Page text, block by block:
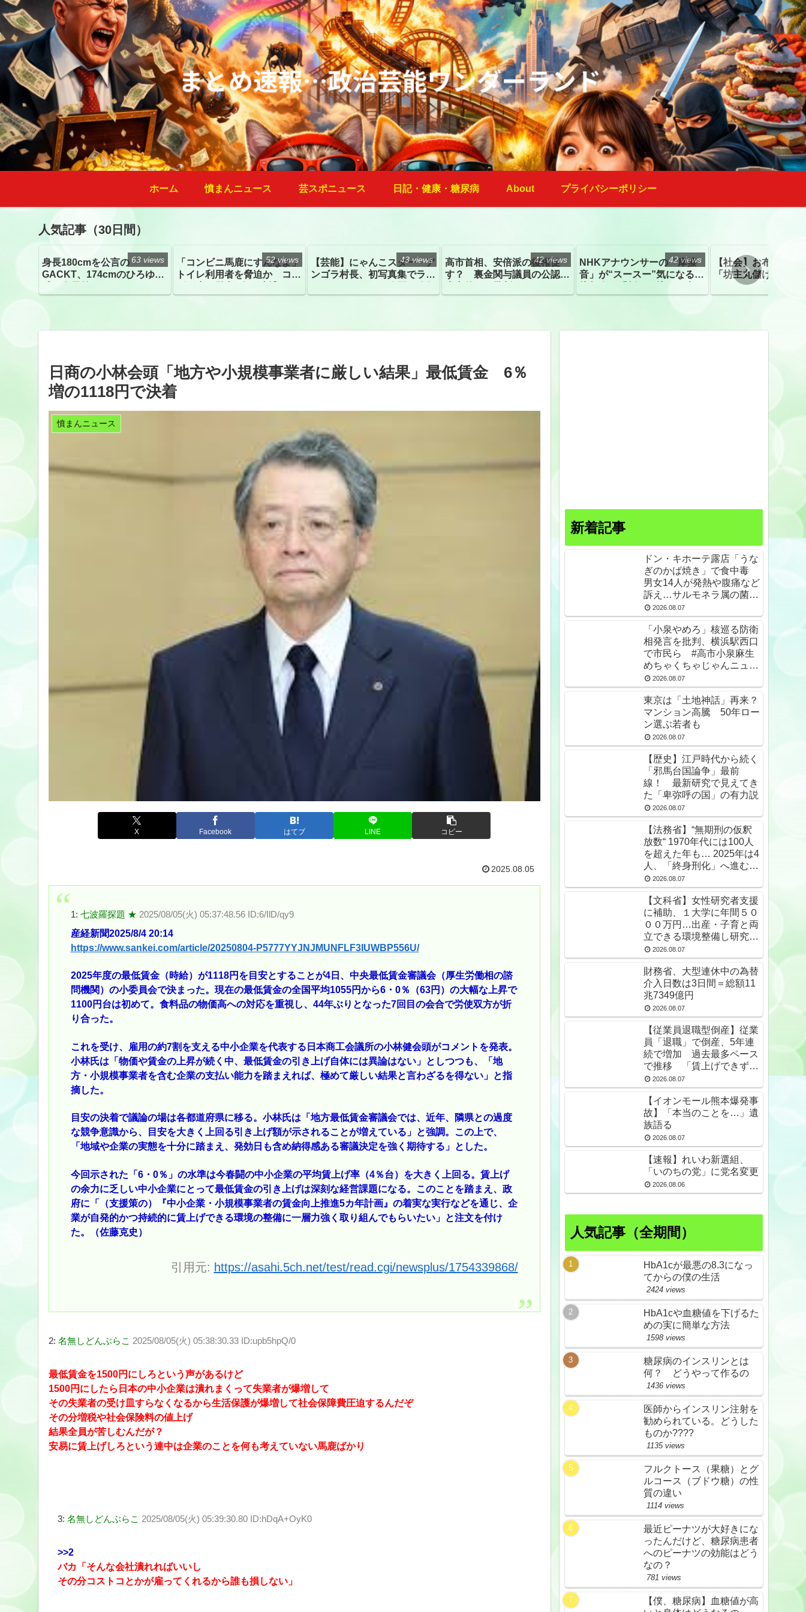
ホーム 憤まんニュース 芸スポニュース 日記・健康・糖尿病 About プライバシーポリシー
人気記事（30日間）
身長180cmを公言の
GACKT、174cmのひろゆき
トざわつき イベントでの写
63 views
「コンビニ馬鹿にすんなよ」
トイレ利用者を脅迫か コン
52 views
【芸能】にゃんこスター・ア
ンゴラ村長、初写真集でラン
はデジタル写真集が異例の大
43 views
高市首相、安倍派の復権促
す？ 裏金関与議員の公認、
42 views
NHKアナウンサーの「摩擦
音」が“スースー”気になる指
聴こえる。聴きづらい」
42 views
【社会】お布施、戒
「坊主丸儲け」は
ほとんどが年収３０
下「地方の寺の僧侶
日商の小林会頭「地方や小規模事業者に厳しい結果」最低賃金 6％
増の1118円で決着
憤まんニュース
X Facebook はてブ LINE コピー
2025.08.05
1: 七波羅探題 ★ 2025/08/05(火) 05:37:48.56 ID:6/IlD/qy9
産経新聞2025/8/4 20:14
https://www.sankei.com/article/20250804-P5777YYJNJMUNFLF3IUWBP556U/
2025年度の最低賃金（時給）が1118円を目安とすることが4日、中央最低賃金審議会（厚生労働相の諮
問機関）の小委員会で決まった。現在の最低賃金の全国平均1055円から6・0％（63円）の大幅な上昇で
1100円台は初めて。食料品の物価高への対応を重視し、44年ぶりとなった7回目の会合で労使双方が折
り合った。
これを受け、雇用の約7割を支える中小企業を代表する日本商工会議所の小林健会頭がコメントを発表。
小林氏は「物価や賃金の上昇が続く中、最低賃金の引き上げ自体には異論はない」としつつも、「地
方・小規模事業者を含む企業の支払い能力を踏まえれば、極めて厳しい結果と言わざるを得ない」と指
摘した。
目安の決着で議論の場は各都道府県に移る。小林氏は「地方最低賃金審議会では、近年、隣県との過度
な競争意識から、目安を大きく上回る引き上げ額が示されることが増えている」と強調。この上で、
「地域や企業の実態を十分に踏まえ、発効日も含め納得感ある審議決定を強く期待する」とした。
今回示された「6・0％」の水準は今春闘の中小企業の平均賃上げ率（4％台）を大きく上回る。賃上げ
の余力に乏しい中小企業にとって最低賃金の引き上げは深刻な経営課題になる。このことを踏まえ、政
府に「（支援策の）『中小企業・小規模事業者の賃金向上推進5カ年計画』の着実な実行などを通じ、企
業が自発的かつ持続的に賃上げできる環境の整備に一層力強く取り組んでもらいたい」と注文を付け
た。（佐藤克史）
引用元: https://asahi.5ch.net/test/read.cgi/newsplus/1754339868/
2: 名無しどんぶらこ 2025/08/05(火) 05:38:30.33 ID:upb5hpQ/0
最低賃金を1500円にしろという声があるけど
1500円にしたら日本の中小企業は潰れまくって失業者が爆増して
その失業者の受け皿すらなくなるから生活保護が爆増して社会保障費圧迫するんだぞ
その分増税や社会保険料の値上げ
結果全員が苦しむんだが？
安易に賃上げしろという連中は企業のことを何も考えていない馬鹿ばかり
3: 名無しどんぶらこ 2025/08/05(火) 05:39:30.80 ID:hDqA+OyK0
>>2
バカ「そんな会社潰れればいいし
その分コストコとかが雇ってくれるから誰も損しない」
新着記事
ドン・キホーテ露店「うな
ぎのかば焼き」で食中毒
男女14人が発熱や腹痛など
訴え…サルモネラ属の菌検
出2026.08.07
「小泉やめろ」核巡る防衛
相発言を批判、横浜駅西口
で市民ら #高市小泉麻生
めちゃくちゃじゃんニュー
スdeプロテスト
2026.08.07
東京は「土地神話」再来？
マンション高騰 50年ロー
ン選ぶ若者も
2026.08.07
【歴史】江戸時代から続く
「邪馬台国論争」最前
線！ 最新研究で見えてき
た「卑弥呼の国」の有力説
2026.08.07
【法務省】“無期刑の仮釈
放数“ 1970年代には100人
を超えた年も… 2025年は4
人、「終身刑化」へ進む
無期受刑者は24年末で
1650人★2
2026.08.07
【文科省】女性研究者支援
に補助、１大学に年間５０
００万円…出産・子育と両
立できる環境整備し研究力
底上げ
2026.08.07
財務省、大型連休中の為替
介入日数は3日間＝総額11
兆7349億円
2026.08.07
【従業員退職型倒産】従業
員「退職」で倒産、5年連
続で増加 過去最多ペース
で推移 「賃上げできず」
倒産も発生
2026.08.07
【イオンモール熊本爆発事
故】「本当のことを…」遺
族語る
2026.08.07
【速報】れいわ新選組、
「いのちの党」に党名変更
2026.08.06
人気記事（全期間）
HbA1cが最悪の8.3になっ
てからの僕の生活
2424 views
HbA1cや血糖値を下げるた
めの実に簡単な方法
1598 views
糖尿病のインスリンとは
何？ どうやって作るの
1436 views
医師からインスリン注射を
勧められている。どうした
ものか????
1135 views
フルクトース（果糖）とグ
ルコース（ブドウ糖）の性
質の違い
1114 views
最近ピーナツが大好きにな
ったんだけど、糖尿病患者
へのピーナツの効能はどう
なの？
781 views
【僕、糖尿病】血糖値が高